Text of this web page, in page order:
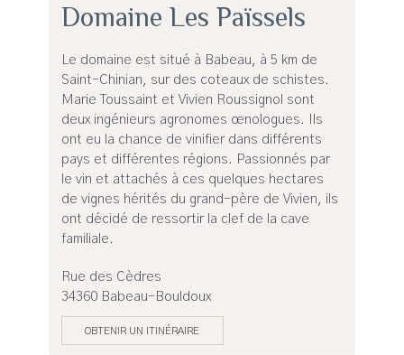
Domaine Les Païssels
Le domaine est situé à Babeau, à 5 km de
Saint-Chinian, sur des coteaux de schistes.
Marie Toussaint et Vivien Roussignol sont
deux ingénieurs agronomes œnologues. Ils
ont eu la chance de vinifier dans différents
pays et différentes régions. Passionnés par
le vin et attachés à ces quelques hectares
de vignes hérités du grand-père de Vivien, ils
ont décidé de ressortir la clef de la cave
familiale.
Rue des Cèdres
34360 Babeau-Bouldoux
OBTENIR UN ITINÉRAIRE